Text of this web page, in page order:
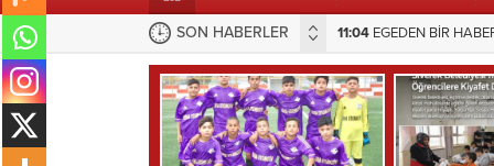
SON HABERLER 11:04 EGEDEN BİR
16:10 Selahattin